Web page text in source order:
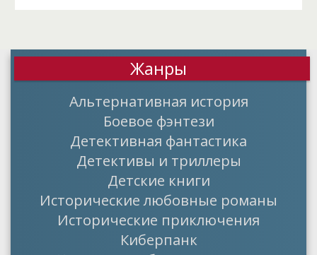
Жанры
Альтернативная история
Боевое фэнтези
Детективная фантастика
Детективы и триллеры
Детские книги
Исторические любовные романы
Исторические приключения
Киберпанк